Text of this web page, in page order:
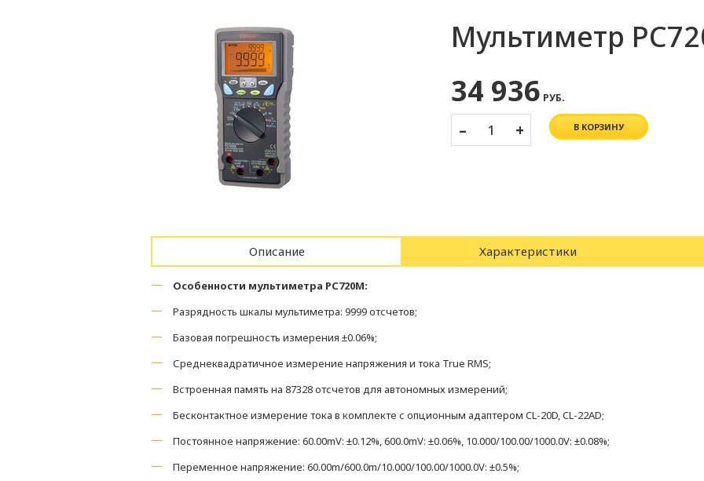
Мультиметр
34 936 РУБ.
– + В КОРЗИНУ
Описание Характеристики
Особенности мультиметра PC720M:
Разрядность шкалы мультиметра: 9999 отсчетов;
Базовая погрешность измерения ±0.06%;
Среднеквадратичное измерение напряжения и тока True RMS;
Встроенная память на 87328 отсчетов для автономных измерений;
Бесконтактное измерение тока в комплекте с опционным адаптером CL-20D, CL-22AD;
Постоянное напряжение: 60.00mV: ±0.12%, 600.0mV: ±0.06%, 10.000/100.00/1000.0V: ±0.08%;
Переменное напряжение: 60.00m/600.0m/10.000/100.00/1000.0V: ±0.5%;